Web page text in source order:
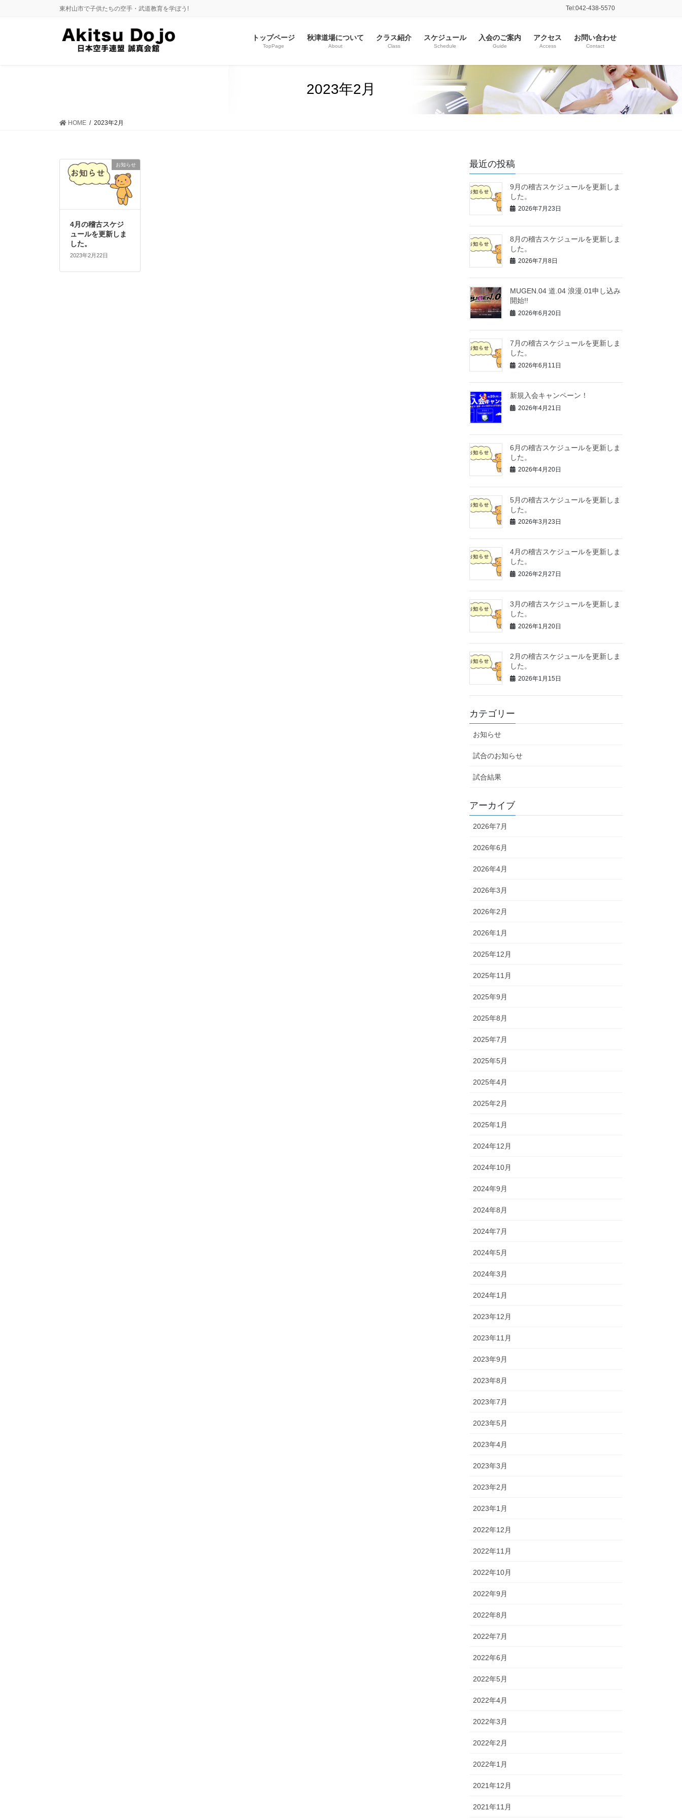
東村山市で子供たちの空手・武道教育を学ぼう! Tel:042-438-5570
トップページ
TopPage
秋津道場について
About
クラス紹介
Class
スケジュール
Schedule
入会のご案内
Guide
アクセス
Access
お問い合わせ
Contact
2023年2月
HOME 2023年2月
お知らせ
4月の稽古スケジ
ュールを更新しま
した。
2023年2月22日
最近の投稿
9月の稽古スケジュールを更新しま
した。
2026年7月23日
8月の稽古スケジュールを更新しま
した。
2026年7月8日
MUGEN.04 道.04 浪漫.01申し込み
開始!!
2026年6月20日
7月の稽古スケジュールを更新しま
した。
2026年6月11日
新規入会キャンペーン！
2026年4月21日
6月の稽古スケジュールを更新しま
した。
2026年4月20日
5月の稽古スケジュールを更新しま
した。
2026年3月23日
4月の稽古スケジュールを更新しま
した。
2026年2月27日
3月の稽古スケジュールを更新しま
した。
2026年1月20日
2月の稽古スケジュールを更新しま
した。
2026年1月15日
カテゴリー
お知らせ
試合のお知らせ
試合結果
アーカイブ
2026年7月
2026年6月
2026年4月
2026年3月
2026年2月
2026年1月
2025年12月
2025年11月
2025年9月
2025年8月
2025年7月
2025年5月
2025年4月
2025年2月
2025年1月
2024年12月
2024年10月
2024年9月
2024年8月
2024年7月
2024年5月
2024年3月
2024年1月
2023年12月
2023年11月
2023年9月
2023年8月
2023年7月
2023年5月
2023年4月
2023年3月
2023年2月
2023年1月
2022年12月
2022年11月
2022年10月
2022年9月
2022年8月
2022年7月
2022年6月
2022年5月
2022年4月
2022年3月
2022年2月
2022年1月
2021年12月
2021年11月